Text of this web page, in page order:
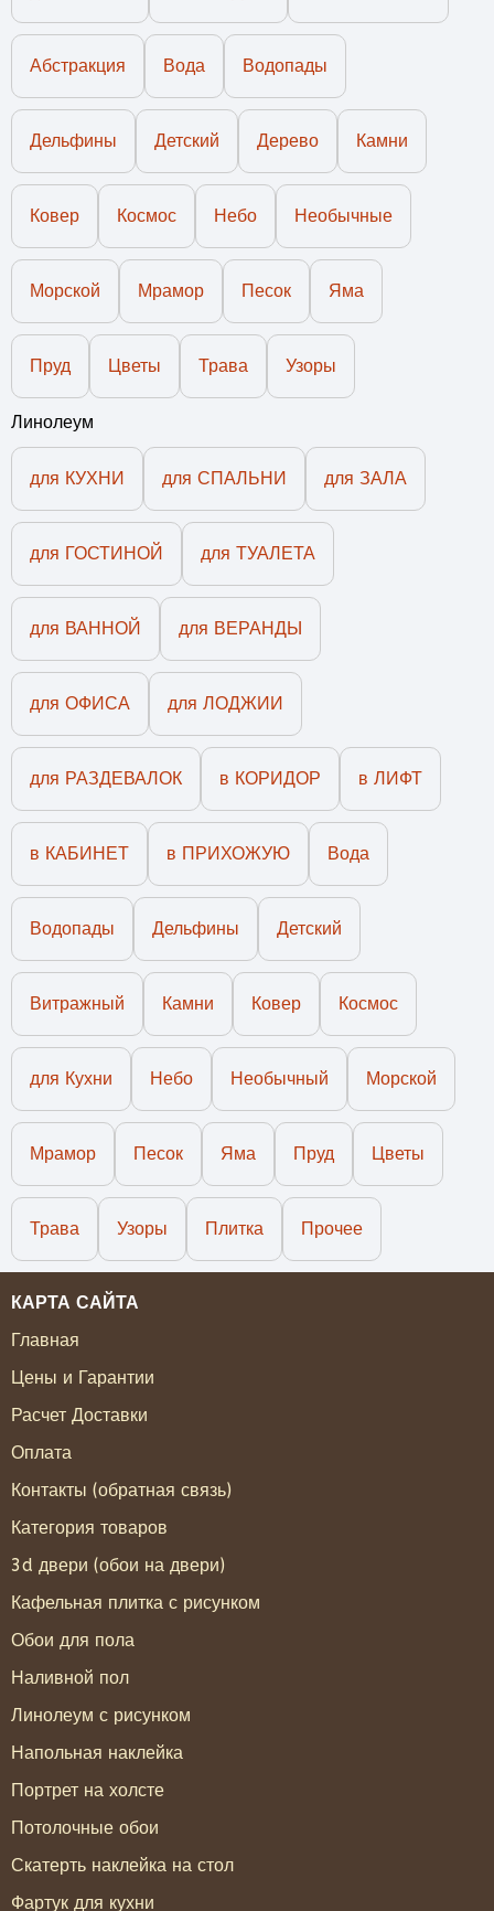
Абстракция Вода Водопады
Дельфины Детский Дерево Камни
Ковер Космос Небо Необычные
Морской Мрамор Песок Яма
Пруд Цветы Трава Узоры
Линолеум
для КУХНИ для СПАЛЬНИ для ЗАЛА
для ГОСТИНОЙ для ТУАЛЕТА
для ВАННОЙ для ВЕРАНДЫ
для ОФИСА для ЛОДЖИИ
для РАЗДЕВАЛОК в КОРИДОР в ЛИФТ
в КАБИНЕТ в ПРИХОЖУЮ Вода
Водопады Дельфины Детский
Витражный Камни Ковер Космос
для Кухни Небо Необычный Морской
Мрамор Песок Яма Пруд Цветы
Трава Узоры Плитка Прочее
КАРТА САЙТА
Главная
Цены и Гарантии
Расчет Доставки
Оплата
Контакты (обратная связь)
Категория товаров
3d двери (обои на двери)
Кафельная плитка с рисунком
Обои для пола
Наливной пол
Линолеум с рисунком
Напольная наклейка
Портрет на холсте
Потолочные обои
Скатерть наклейка на стол
Фартук для кухни